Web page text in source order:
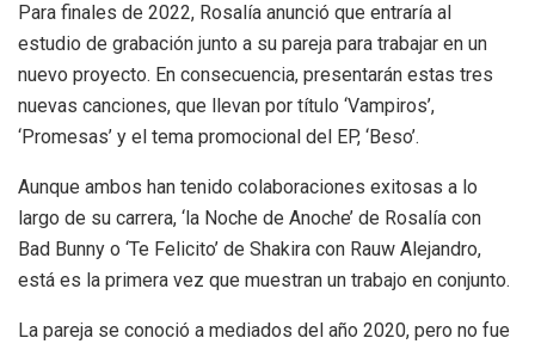
Para finales de 2022, Rosalía anunció que entraría al
estudio de grabación junto a su pareja para trabajar en un
nuevo proyecto. En consecuencia, presentarán estas tres
nuevas canciones, que llevan por título ‘Vampiros’,
‘Promesas’ y el tema promocional del EP, ‘Beso’.
Aunque ambos han tenido colaboraciones exitosas a lo
largo de su carrera, ‘la Noche de Anoche’ de Rosalía con
Bad Bunny o ‘Te Felicito’ de Shakira con Rauw Alejandro,
está es la primera vez que muestran un trabajo en conjunto.
La pareja se conoció a mediados del año 2020, pero no fue